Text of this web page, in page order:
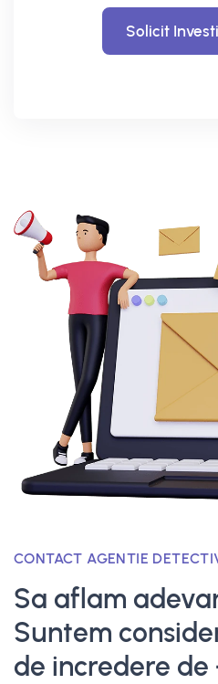
Solicit
CONTACT AGENTIE
Sa aflam
Suntem
de incredere de